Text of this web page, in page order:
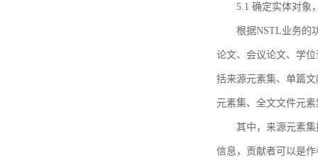
5.1 确定实体对象
根据NSTL业务的
论文、会议论文、学
括来源元素集、单篇
元素集、全文文件元
其中，来源元素
信息，贡献者可以是